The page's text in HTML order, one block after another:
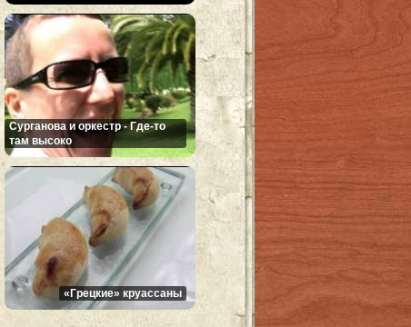
Сурганова и оркестр - Где-то
там высоко
«Грецкие» круассаны